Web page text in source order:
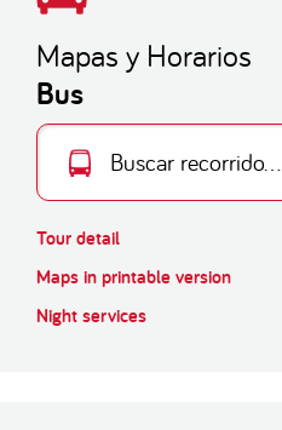
Mapas y Horarios
Bus
Buscar recorrido...
Tour detail
Maps in printable version
Night services